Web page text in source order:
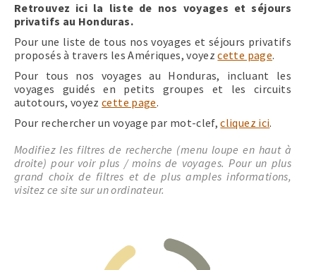
Retrouvez ici la liste de nos voyages et séjours
privatifs au Honduras.
Pour une liste de tous nos voyages et séjours privatifs
proposés à travers les Amériques, voyezcette page.
Pour tous nos voyages au Honduras, incluant les
voyages guidés en petits groupes et les circuits
autotours, voyezcette page.
Pour rechercher un voyage par mot-clef,cliquez ici.
Modifiez les filtres de recherche (menu loupe en haut à
droite) pour voir plus / moins de voyages. Pour un plus
grand choix de filtres et de plus amples informations,
visitez ce site sur un ordinateur.